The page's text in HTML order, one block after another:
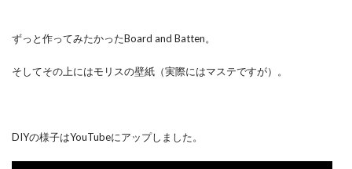
ずっと作ってみたかったBoard and Batten。
そしてその上にはモリスの壁紙（実際にはマステですが）。
DIYの様子はYouTubeにアップしました。